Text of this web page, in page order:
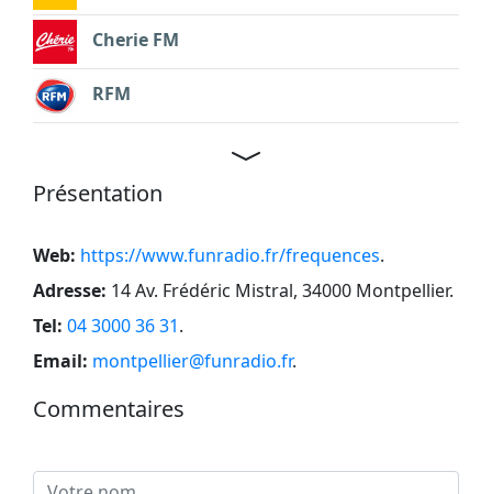
Cherie FM
RFM
Présentation
Web: https://www.funradio.fr/frequences.
Adresse: 14 Av. Frédéric Mistral, 34000 Montpellier.
Tel: 04 3000 36 31.
Email: montpellier@funradio.fr.
Commentaires